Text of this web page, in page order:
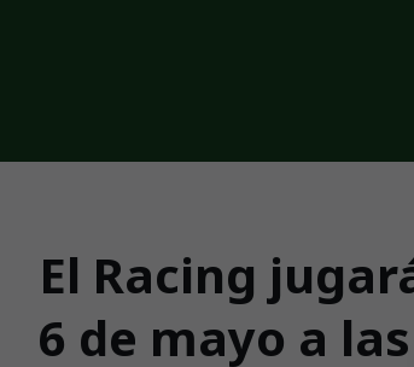
Skip to main content
El Racing
6 de mayo a